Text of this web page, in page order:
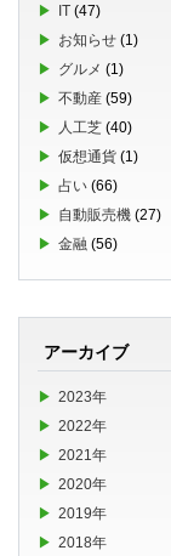
IT (47)
お知らせ (1)
グルメ (1)
不動産 (59)
人工芝 (40)
仮想通貨 (1)
占い (66)
自動販売機 (27)
金融 (56)
アーカイブ
2023年
2022年
2021年
2020年
2019年
2018年